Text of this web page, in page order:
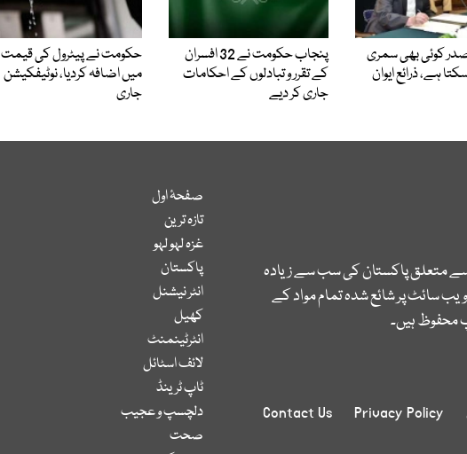
صدر کوئی بھی سمری
ہے، ذرائع ایوان
پنجاب حکومت نے 32 افسران
کے تقرر و تبادلوں کے احکامات
جاری کر دیے
حکومت نے پیٹرول کی قیمت
میں اضافہ کردیا، نوٹیفکیشن
جاری
متعلق پاکستان کی سب سے زیادہ
سائٹ پر شائع شدہ تمام مواد کے
محفوظ ہیں۔
Privacy Policy
Contact Us
صفحۂ اول
تازہ ترین
غزہ لہو لہو
پاکستان
انٹر نیشنل
کھیل
انٹرٹینمنٹ
لائف اسٹائل
ٹاپ ٹرینڈ
دلچسپ و عجیب
صحت